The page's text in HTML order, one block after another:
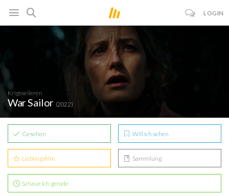
LOGIN
Krigsseileren
War Sailor (2022)
Gesehen Will ich sehen
Lieblingsfilm Sammlung
Schaue ich gerade